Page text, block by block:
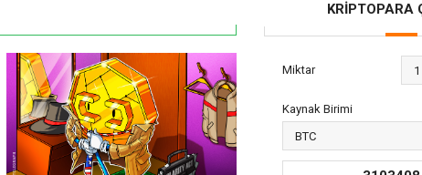
KRİPTOPARA
Miktar
Kaynak Birimi